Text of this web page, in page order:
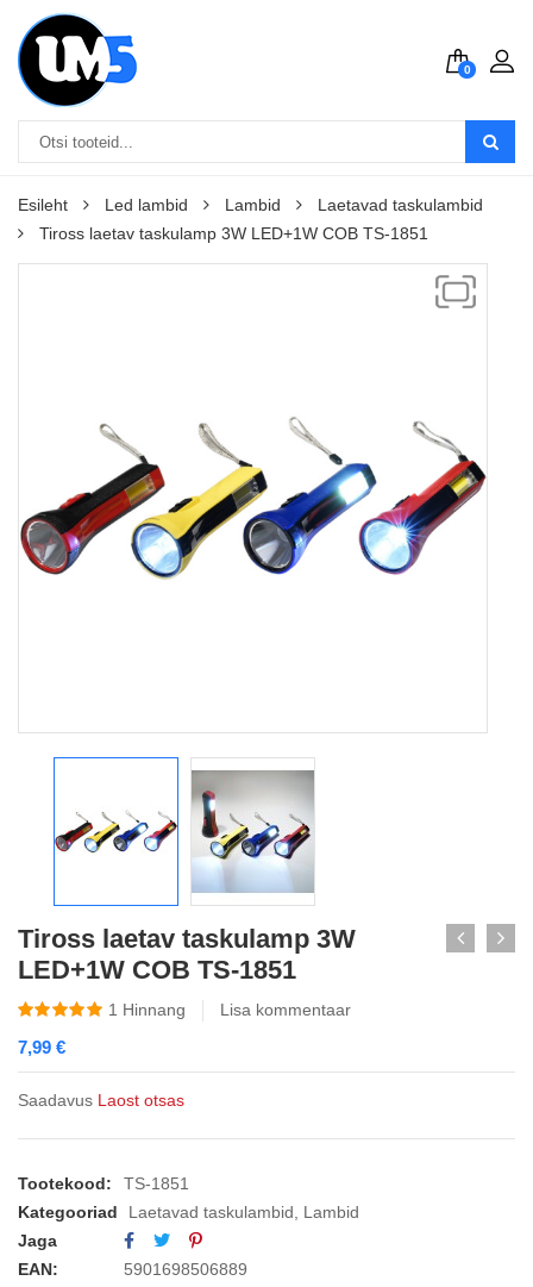
0
Esileht Led lambid Lambid
Laetavad taskulambid
Tiross laetav taskulamp 3W LED+1W COB TS-1851
Tiross laetav taskulamp 3W
LED+1W COB TS-1851
1 Hinnang Lisa kommentaar
7,99 €
Saadavus Laost otsas
Tootekood:
TS-1851
Kategooriad
Laetavad taskulambid
Lambid
Jaga
EAN:
5901698506889